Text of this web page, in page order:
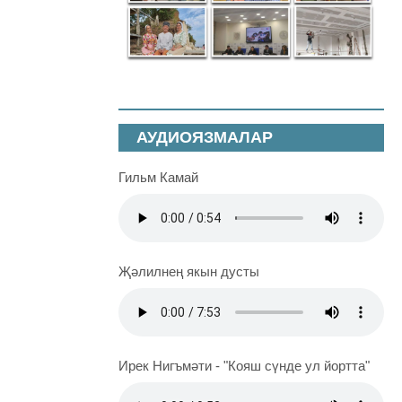
АУДИОЯЗМАЛАР
Гильм Камай
Җәлилнең якын дусты
Ирек Нигъмәти - "Кояш сүнде ул йортта"